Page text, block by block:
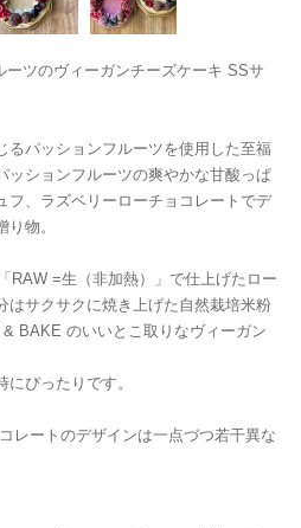
ツのヴィーガンチーズケーキ SSサ
るパッションフルーツを使用した至福
ッションフルーツの爽やかな甘酸っぱ
フ、ラズベリーローチョコレートでデ
物。
RAW =生（非加熱）」で仕上げたロー
はサクサクに焼き上げた自然栽培米粉
BAKE のいいとこ取りなヴィーガン
ぴったりです。
レートのデザインは一点づつ若干異な